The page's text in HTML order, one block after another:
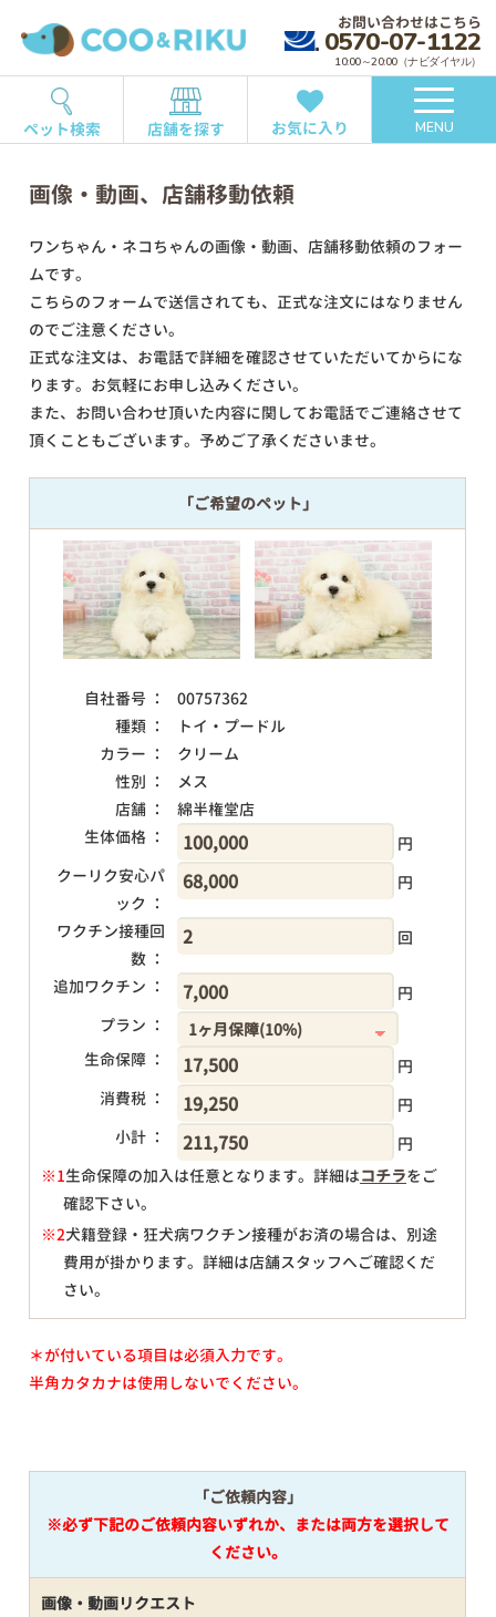
お問い合わせはこちら
0570-07-1122
10:00～20:00（ナビダイヤル）
ペット検索 店舗を探す お気に入り MENU
画像・動画、店舗移動依頼
ワンちゃん・ネコちゃんの画像・動画、店舗移動依頼のフォー
ムです。
こちらのフォームで送信されても、正式な注文にはなりません
のでご注意ください。
正式な注文は、お電話で詳細を確認させていただいてからにな
ります。お気軽にお申し込みください。
また、お問い合わせ頂いた内容に関してお電話でご連絡させて
頂くこともございます。予めご了承くださいませ。
「ご希望のペット」
自社番号 ：
00757362
種類 ：
トイ・プードル
カラー ：
クリーム
性別 ：
メス
店舗 ：
綿半権堂店
生体価格 ：
円
クーリク安心パ
ック ：
円
ワクチン接種回
数 ：
回
追加ワクチン ：
円
プラン ：
生命保障 ：
円
消費税 ：
円
小計 ：
円
※1生命保障の加入は任意となります。詳細はコチラをご
確認下さい。
※2犬籍登録・狂犬病ワクチン接種がお済の場合は、別途
費用が掛かります。詳細は店舗スタッフへご確認くだ
さい。
＊が付いている項目は必須入力です。
半角カタカナは使用しないでください。
「ご依頼内容」
※必ず下記のご依頼内容いずれか、または両方を選択して
ください。
画像・動画リクエスト